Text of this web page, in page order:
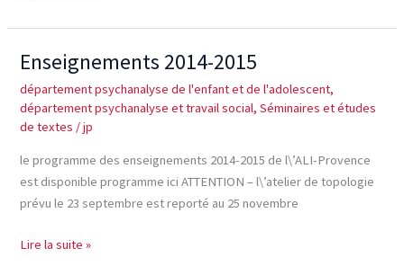
l’adoption
terrorisme
Enseignements 2014-2015
département psychanalyse de l'enfant et de l'adolescent,
département psychanalyse et travail social,Séminaires et études
de textes /jp
le programme des enseignements 2014-2015 de l\’ALI-Provence
est disponible programme ici ATTENTION – l\’atelier de topologie
prévu le 23 septembre est reporté au 25 novembre
Enseignements
2014-
2015
Lire la suite »